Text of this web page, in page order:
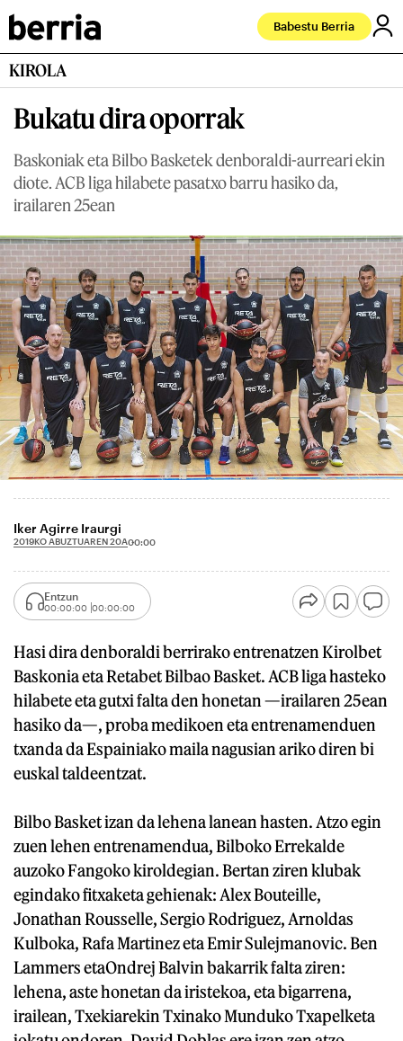
Babestu Berria
KIROLA
Bukatu dira oporrak
Baskoniak eta Bilbo Basketek denboraldi-aurreari ekin
diote. ACB liga hilabete pasatxo barru hasiko da,
irailaren 25ean
Iker Agirre Iraurgi
2019KO ABUZTUAREN 20A00:00
Entzun
00:00:00 00:00:00
Hasi dira denboraldi berrirako entrenatzen Kirolbet
Baskonia eta Retabet Bilbao Basket. ACB liga hasteko
hilabete eta gutxi falta den honetan —irailaren 25ean
hasiko da—, proba medikoen eta entrenamenduen
txanda da Espainiako maila nagusian ariko diren bi
euskal taldeentzat.
Bilbo Basket izan da lehena lanean hasten. Atzo egin
zuen lehen entrenamendua, Bilboko Errekalde
auzoko Fangoko kiroldegian. Bertan ziren klubak
egindako fitxaketa gehienak: Alex Bouteille,
Jonathan Rousselle, Sergio Rodriguez, Arnoldas
Kulboka, Rafa Martinez eta Emir Sulejmanovic. Ben
Lammers etaOndrej Balvin bakarrik falta ziren:
lehena, aste honetan da iristekoa, eta bigarrena,
irailean, Txekiarekin Txinako Munduko Txapelketa